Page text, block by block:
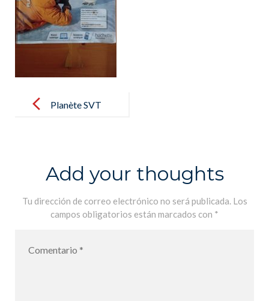
navigationPlanète SVT
Add your thoughts
Tu dirección de correo electrónico no será publicada. Los
campos obligatorios están marcados con *